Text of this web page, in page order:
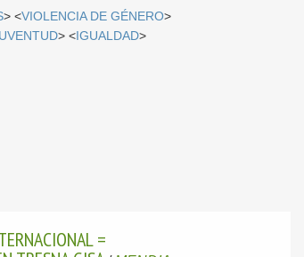
> <VIOLENCIA DE GÉNERO>
> < IGUALDAD>
=